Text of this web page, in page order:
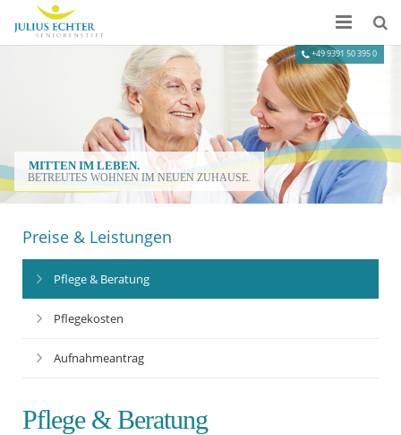
Preise & Leistungen
Impressionen
Kontakt
Preise & Leistungen
Pflege & Beratung
Pflegekosten
Aufnahmeantrag
Pflege & Beratung